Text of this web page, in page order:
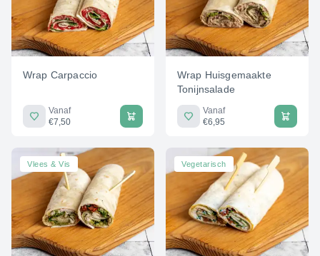
Wrap Carpaccio
Vanaf
€7,50
Wrap Huisgemaakte
Tonijnsalade
Vanaf
€6,95
Vlees & Vis Vegetarisch